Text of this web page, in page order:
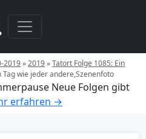
2019»2019»Tatort Folge 1085: Ein
Tag wie jeder andere,Szenenfoto
Neue Folgen gibt
erfahren →